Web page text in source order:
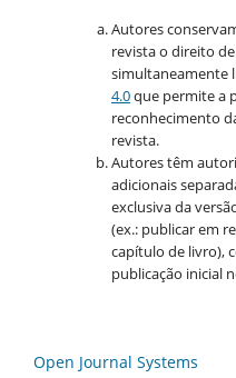
Autores
revista o direito
simultaneamente
4.0que permite a
reconhecimento
revista.
Autores têm
adicionais
exclusiva da
(ex.: publicar em
capítulo de livro),
publicação inicial
Open Journal Systems